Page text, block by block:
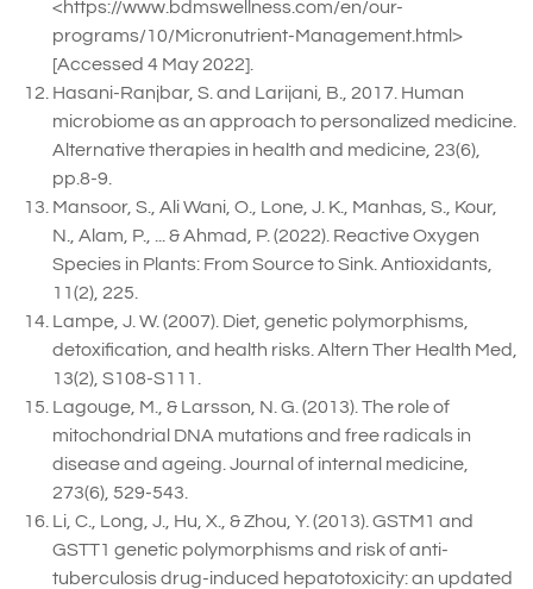
<https://www.bdmswellness.com/en/our-
programs/10/Micronutrient-Management.html>
[Accessed 4 May 2022].
Hasani-Ranjbar, S. and Larijani, B., 2017. Human
microbiome as an approach to personalized medicine.
Alternative therapies in health and medicine, 23(6),
pp.8-9.
Mansoor, S., Ali Wani, O., Lone, J. K., Manhas, S., Kour,
N., Alam, P., ... & Ahmad, P. (2022). Reactive Oxygen
Species in Plants: From Source to Sink. Antioxidants,
11(2), 225.
Lampe, J. W. (2007). Diet, genetic polymorphisms,
detoxification, and health risks. Altern Ther Health Med,
13(2), S108-S111.
Lagouge, M., & Larsson, N. G. (2013). The role of
mitochondrial DNA mutations and free radicals in
disease and ageing. Journal of internal medicine,
273(6), 529-543.
Li, C., Long, J., Hu, X., & Zhou, Y. (2013). GSTM1 and
GSTT1 genetic polymorphisms and risk of anti-
tuberculosis drug-induced hepatotoxicity: an updated